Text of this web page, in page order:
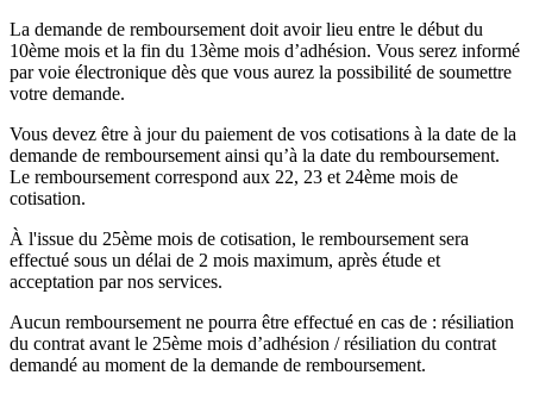
La demande de remboursement doit avoir lieu entre le début du
10ème mois et la fin du 13ème mois d’adhésion. Vous serez informé
par voie électronique dès que vous aurez la possibilité de soumettre
votre demande.
Vous devez être à jour du paiement de vos cotisations à la date de la
demande de remboursement ainsi qu’à la date du remboursement.
Le remboursement correspond aux 22, 23 et 24ème mois de
cotisation.
À l'issue du 25ème mois de cotisation, le remboursement sera
effectué sous un délai de 2 mois maximum, après étude et
acceptation par nos services.
Aucun remboursement ne pourra être effectué en cas de : résiliation
du contrat avant le 25ème mois d’adhésion / résiliation du contrat
demandé au moment de la demande de remboursement.